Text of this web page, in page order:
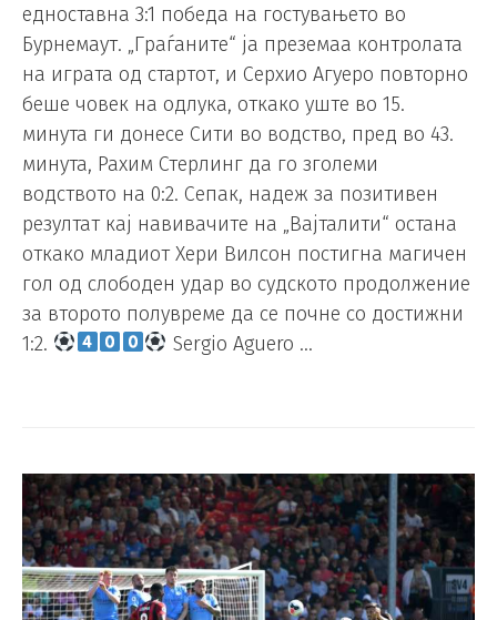
едноставна 3:1 победа на гостувањето во
Бурнемаут. „Граѓаните“ ја преземаа контролата
на играта од стартот, и Серхио Агуеро повторно
беше човек на одлука, откако уште во 15.
минута ги донесе Сити во водство, пред во 43.
минута, Рахим Стерлинг да го зголеми
водството на 0:2. Сепак, надеж за позитивен
резултат кај навивачите на „Вајталити“ остана
откако младиот Хери Вилсон постигна магичен
гол од слободен удар во судското продолжение
за второто полувреме да се почне со достижни
1:2.
Sergio Aguero …